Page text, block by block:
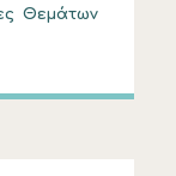
Θεμάτων